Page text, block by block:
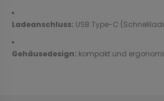
Ladeanschluss: USB Type-C
Gehäusedesign: kompakt und